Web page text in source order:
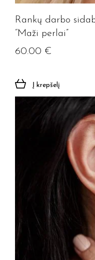
Rankų darbo
“Maži perlai”
60.00 €
Į krepšelį